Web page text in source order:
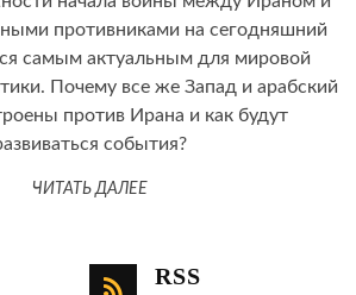
противниками на сегодняшний
самым актуальным для мировой
Почему все же Запад и арабский
против Ирана и как будут
события?
ЧИТАТЬ ДАЛЕЕ
RSS